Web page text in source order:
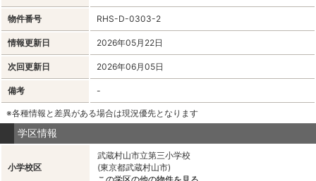
物件番号 RHS-D-0303-2
情報更新日 2026年05月22日
次回更新日 2026年06月05日
備考 -
※各種情報と差異がある場合は現況優先となります
学区情報
小学校区
武蔵村山市立第三小学校
(東京都武蔵村山市)